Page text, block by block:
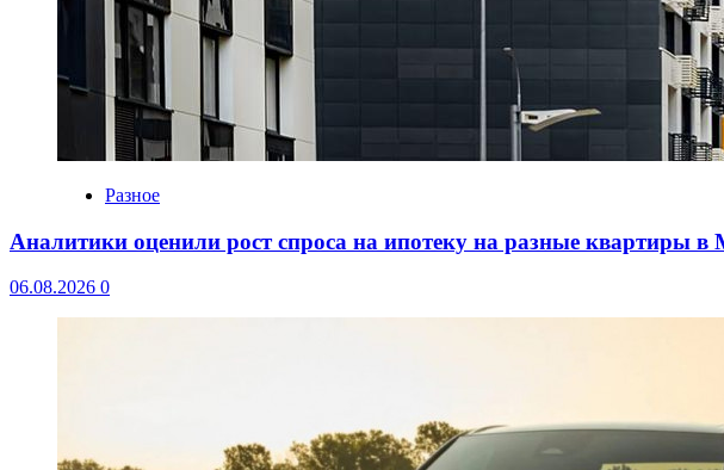
Разное
Аналитики оценили рост спроса на ипотеку на разные квартиры
06.08.2026 0